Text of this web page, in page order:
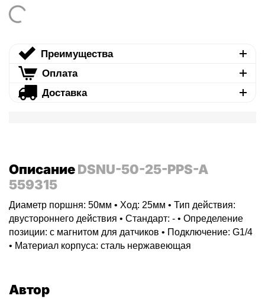
Преимущества
Оплата
Доставка
ОписаниеDSNU-50-25-PPS-A
559315
Диаметр поршня: 50мм • Ход: 25мм • Тип действия:
двустороннего действия • Стандарт: - • Определение
позиции: с магнитом для датчиков • Подключение: G1/4
• Материал корпуса: сталь нержавеющая
Автор